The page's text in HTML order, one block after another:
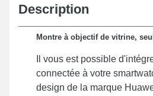
Description
Montre à objectif de vitrine,
Il vous est possible
connectée à votre
design de la marque